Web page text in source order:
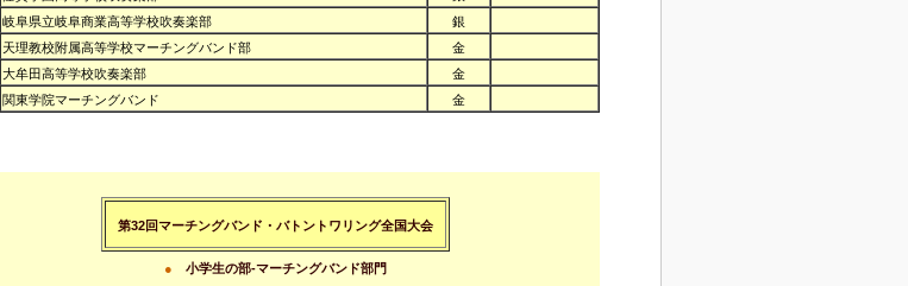
岐阜県立岐阜商業高等学校吹奏楽部
銀
天理教校附属高等学校マーチングバンド部
金
大牟田高等学校吹奏楽部
金
関東学院マーチングバンド 金
第32回マーチングバンド・バトントワリング全国大会
● 小学生の部-マーチングバンド部門